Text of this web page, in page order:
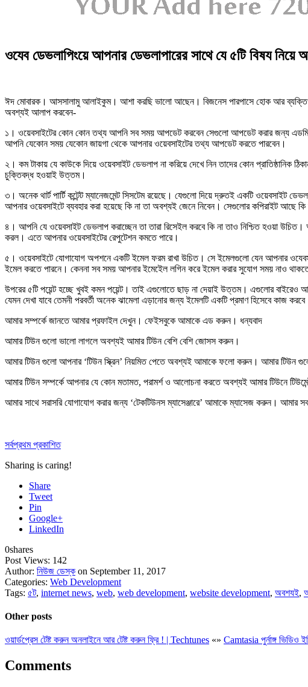
ওযেব ডেভলাপিংয়ে আপনার ডেভলাপারের সাথে যে ৫টি বিষয
ঈদ মোবারক। আসসালামু আলাইকুম। আশা করছি ভালো আছেন। বিজনেস পারপাসে হোক আর
অবশ্যই আলাপ করবেন-
১। ওয়েবসাইটের কোন কোন তথ্য আপনি সব সময় আপডেট করবেন সেগুলো আপডেট করার জন্য
আপনি যেকোন সময় যেকোন জায়গা থেকে আপনার ওয়েবসাইটের তথ্য আপডেট করতে পারবেন।
২। কম টাকায় যে কাউকে দিয়ে ওয়েবসাইট ডেভলাপ না করিয়ে দেখে নিন তাদের কোন প্রাতিষ্ঠানিক
চুক্তিবদ্ধ হওয়াই উত্তম।
৩। অনেক থার্ট পার্টি কন্টেন্ট ম্যানেজমেন্ট সিসটেম রয়েছে। যেগুলো দিয়ে দ্রুতই একটি ওয়েবসাইট
আপনার ওয়েবসাইটে ব্যবহার করা হয়েছে কি না তা অবশ্যই জেনে নিবেন। সেগুলোর কপিরাইট আছে কি
৪। আপনি যে ওয়েবসাইট ডেভলাপ করাচ্ছেন তা তারা রিসেইল করবে কি না তাও নিশ্চিত হওয়া
করল। এতে আপনার ওয়েবসাইটের রেপুটেশন কমতে পারে।
৫। ওয়েবসাইটে যোগাযোগ অপশনে একটি ইমেল ফরম রাখা উচিত। সে ইমেলগুলো যেন আপনার
ইমেল করতে পারনে। কেননা সব সময় আপনার ইমেইেল লগিন করে ইমেল করার সুযোগ সময় নাও
উপরের ৫টি পয়েন্ট হচ্ছে খুবই কমন পয়েন্ট। তাই এগুলোতে ছাড় না দেয়াই উত্তম। এগুলোর বাইরেও
যেমন দেখা যাবে তেমনী পরবর্তী অনেক ঝামেলা এড়ানোর জন্য ইমেলটি একটি প্রমাণ হিসেবে কাজ
আমার সম্পর্কে জানতে আমার প্রফাইল দেখুন। ফেইসবুকে আমাকে এড করুন। ধন্যবাদ
আমার টিউন গুলো ভালো লাগলে অবশ্যই আমার টিউন বেশি বেশিজোসস করুন।
আমার টিউন গুলো আপনার ‘টিউন স্ক্রিন’ নিয়মিত পেতে অবশ্যই আমাকে ফলো করুন। আমার টিউন
আমার টিউন সম্পর্কে আপনার যে কোন মতামত, পরামর্শ ও আলোচনা করতে অবশ্যই আমার টিউনে
আমার সাথে সরাসরি যোগাযোগ করার জন্য ‘টেকটিউনস ম্যাসেঞ্জারে’ আমাকেম্যাসেজ করুন। আমার
সর্বপ্রথম প্রকাশিত
Sharing is caring!
Share
Tweet
Pin
Google+
LinkedIn
0shares
Post Views: 142
Author: নিউজ ডেস্ক on September 11, 2017
Categories: Web Development
Tags: ৫ট, internet news, web, web development, website development, অবশযই,
Other posts
ওয়ার্ডপ্রেস টেষ্ট করুন অনলাইনে আর টেষ্ট করুন ফ্রি ! | Techtunes «» Camtasia পুর্নাঙ্গ ভিডিও
Comments